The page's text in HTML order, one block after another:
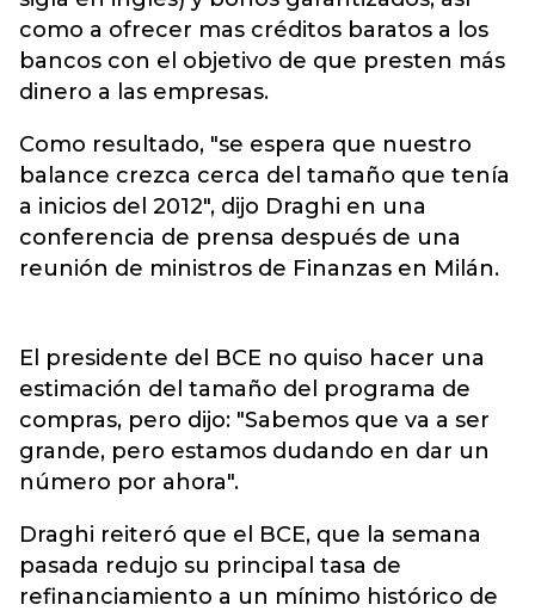
como a ofrecer mas créditos baratos a los
bancos con el objetivo de que presten más
dinero a las empresas.
Como resultado, "se espera que nuestro
balance crezca cerca del tamaño que tenía
a inicios del 2012", dijo Draghi en una
conferencia de prensa después de una
reunión de ministros de Finanzas en Milán.
El presidente del BCE no quiso hacer una
estimación del tamaño del programa de
compras, pero dijo: "Sabemos que va a ser
grande, pero estamos dudando en dar un
número por ahora".
Draghi reiteró que el BCE, que la semana
pasada redujo su principal tasa de
refinanciamiento a un mínimo histórico de